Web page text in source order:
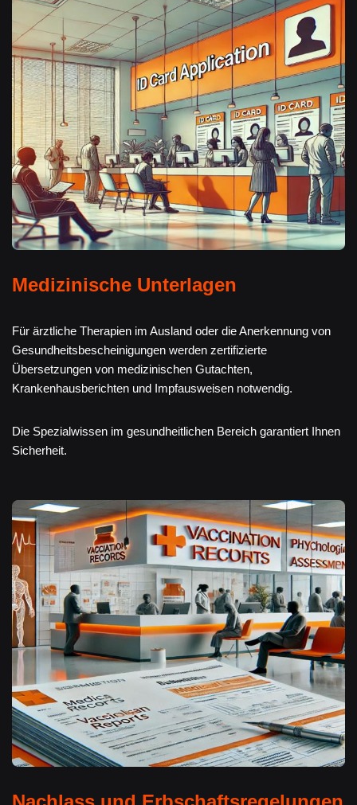
Medizinische Unterlagen
Für ärztliche Therapien im Ausland oder die Anerkennung von
Gesundheitsbescheinigungen werden zertifizierte
Übersetzungen von medizinischen Gutachten,
Krankenhausberichten und Impfausweisen notwendig.
Die Spezialwissen im gesundheitlichen Bereich garantiert Ihnen
Sicherheit.